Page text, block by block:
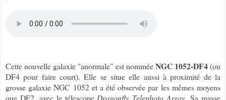
Cette nouvelle galaxie "anormale" est nomméeNGC 1052-DF4(ou
DF4 pour faire court). Elle se situe elle aussi à proximité de la
grosse galaxie NGC 1052 et a été observée par les mêmes moyens
que DF2, avec le télescope Dragonfly Telephoto Array.Sa masse